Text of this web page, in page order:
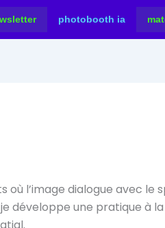
photobooth ia
où l’image dialogue avec le
développe une pratique à